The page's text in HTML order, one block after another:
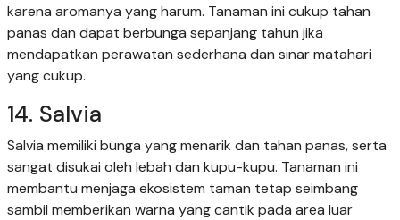
karena aromanya yang harum. Tanaman ini cukup tahan
panas dan dapat berbunga sepanjang tahun jika
mendapatkan perawatan sederhana dan sinar matahari
yang cukup.
14. Salvia
Salvia memiliki bunga yang menarik dan tahan panas, serta
sangat disukai oleh lebah dan kupu-kupu. Tanaman ini
membantu menjaga ekosistem taman tetap seimbang
sambil memberikan warna yang cantik pada area luar